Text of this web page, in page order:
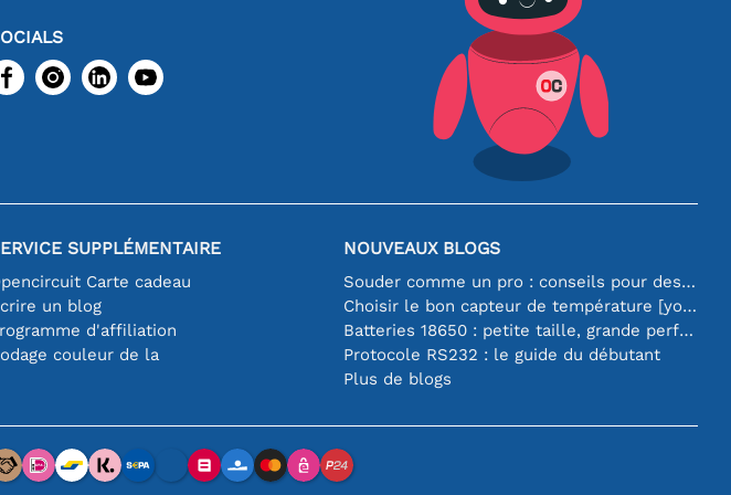
SUPPLÉMENTAIRE
Carte cadeau
un blog
d'affiliation
couleur de la
NOUVEAUX BLOGS
Souder comme un pro : conseils pour des connexions électroniques parfaites
Choisir le bon capteur de température [youtube]
Batteries 18650 : petite taille, grande performance
Protocole RS232 : le guide du débutant
Plus de blogs